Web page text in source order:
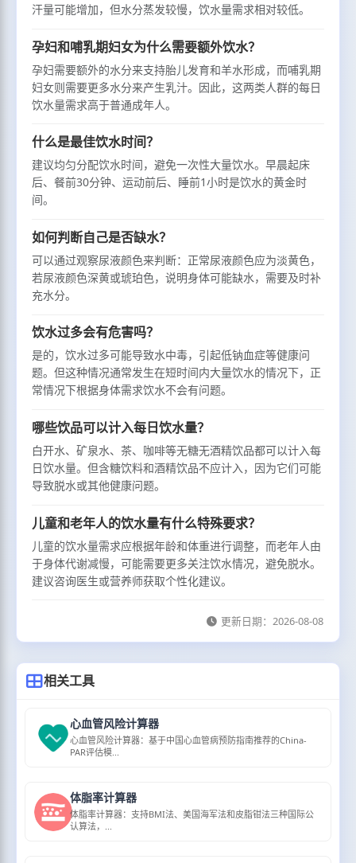
汗量可能增加，但水分蒸发较慢，饮水量需求相对较低。
孕妇和哺乳期妇女为什么需要额外饮水？
孕妇需要额外的水分来支持胎儿发育和羊水形成，而哺乳期
妇女则需要更多水分来产生乳汁。因此，这两类人群的每日
饮水量需求高于普通成年人。
什么是最佳饮水时间？
建议均匀分配饮水时间，避免一次性大量饮水。早晨起床
后、餐前30分钟、运动前后、睡前1小时是饮水的黄金时
间。
如何判断自己是否缺水？
可以通过观察尿液颜色来判断：正常尿液颜色应为淡黄色，
若尿液颜色深黄或琥珀色，说明身体可能缺水，需要及时补
充水分。
饮水过多会有危害吗？
是的，饮水过多可能导致水中毒，引起低钠血症等健康问
题。但这种情况通常发生在短时间内大量饮水的情况下，正
常情况下根据身体需求饮水不会有问题。
哪些饮品可以计入每日饮水量？
白开水、矿泉水、茶、咖啡等无糖无酒精饮品都可以计入每
日饮水量。但含糖饮料和酒精饮品不应计入，因为它们可能
导致脱水或其他健康问题。
儿童和老年人的饮水量有什么特殊要求？
儿童的饮水量需求应根据年龄和体重进行调整，而老年人由
于身体代谢减慢，可能需要更多关注饮水情况，避免脱水。
建议咨询医生或营养师获取个性化建议。
更新日期： 2026-08-08
相关工具
心血管风险计算器
心血管风险计算器：基于中国心血管病预防指南推荐的China-
PAR评估模...
体脂率计算器
体脂率计算器：支持BMI法、美国海军法和皮脂钳法三种国际公
认算法，...